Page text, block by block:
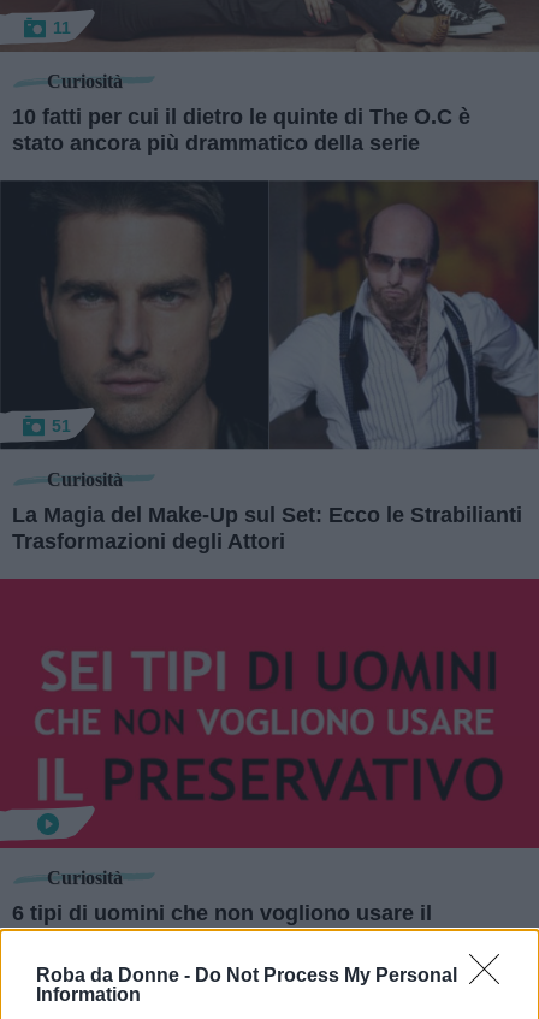
Roba da Donne - Do Not Process My Personal
Information
11
Curiosità
10 fatti per cui il dietro le quinte di The O.C è
stato ancora più drammatico della serie
51
Curiosità
La Magia del Make-Up sul Set: Ecco le Strabilianti
Trasformazioni degli Attori
Curiosità
6 tipi di uomini che non vogliono usare il